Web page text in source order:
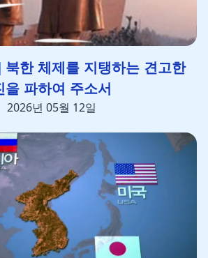
북한 체제를 지탱하는 견고한
을 파하여 주소서
2026년 05월 12일